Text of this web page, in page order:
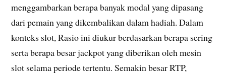
menggambarkan berapa banyak modal yang dipasang
dari pemain yang dikembalikan dalam hadiah. Dalam
konteks slot, Rasio ini diukur berdasarkan berapa sering
serta berapa besar jackpot yang diberikan oleh mesin
slot selama periode tertentu. Semakin besar RTP,